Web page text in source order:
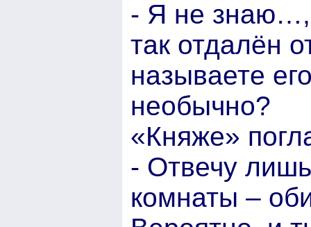
- Я не знаю…,
так отдалён
называете
необычно?
«Княже»
- Отвечу
комнаты –